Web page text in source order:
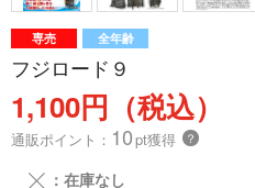
専売 全年齢
フジロード９
1,100円（税込）
通販ポイント： 10pt獲得 ？
╳ ：在庫なし